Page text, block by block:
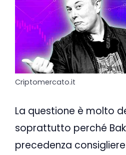
Criptomercato.it
La questione è molto
soprattutto perché
precedenza consigliere